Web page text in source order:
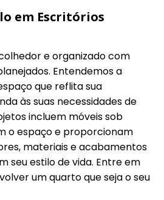
em Escritórios
e organizado com
Entendemos a
que reflita sua
às suas necessidades de
incluem móveis sob
o espaço e proporcionam
materiais e acabamentos
seu estilo de vida. Entre em
um quarto que seja o seu